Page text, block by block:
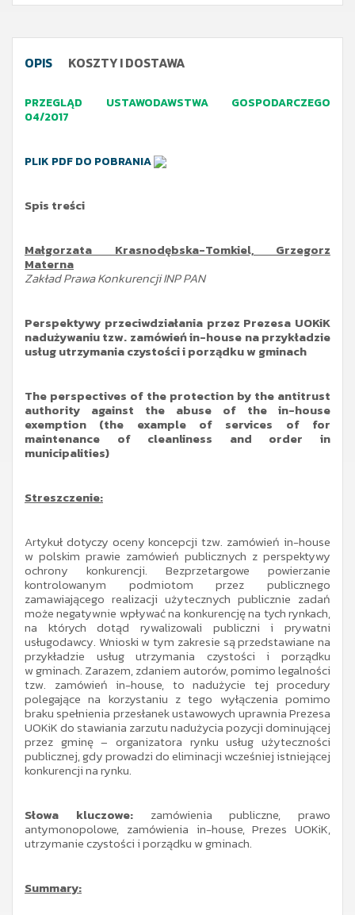
OPIS KOSZTY I DOSTAWA
PRZEGLĄD USTAWODAWSTWA GOSPODARCZEGO
04/2017
PLIK PDF DO POBRANIA
Spis treści
Małgorzata Krasnodębska-Tomkiel, Grzegorz
Materna
Zakład Prawa Konkurencji INP PAN
Perspektywy przeciwdziałania przez Prezesa UOKiK
nadużywaniu tzw. zamówień in-house na przykładzie
usług utrzymania czystości i porządku w gminach
The perspectives of the protection by the antitrust
authority against the abuse of the in-house
exemption (the example of services of for
maintenance of cleanliness and order in
municipalities)
Streszczenie:
Artykuł dotyczy oceny koncepcji tzw. zamówień in-house
w polskim prawie zamówień publicznych z perspektywy
ochrony konkurencji. Bezprzetargowe powierzanie
kontrolowanym podmiotom przez publicznego
zamawiającego realizacji użytecznych publicznie zadań
może negatywnie wpływać na konkurencję na tych rynkach,
na których dotąd rywalizowali publiczni i prywatni
usługodawcy. Wnioski w tym zakresie są przedstawiane na
przykładzie usług utrzymania czystości i porządku
w gminach. Zarazem, zdaniem autorów, pomimo legalności
tzw. zamówień in-house, to nadużycie tej procedury
polegające na korzystaniu z tego wyłączenia pomimo
braku spełnienia przesłanek ustawowych uprawnia Prezesa
UOKiK do stawiania zarzutu nadużycia pozycji dominującej
przez gminę – organizatora rynku usług użyteczności
publicznej, gdy prowadzi do eliminacji wcześniej istniejącej
konkurencji na rynku.
Słowa kluczowe: zamówienia publiczne, prawo
antymonopolowe, zamówienia in-house, Prezes UOKiK,
utrzymanie czystości i porządku w gminach.
Summary: